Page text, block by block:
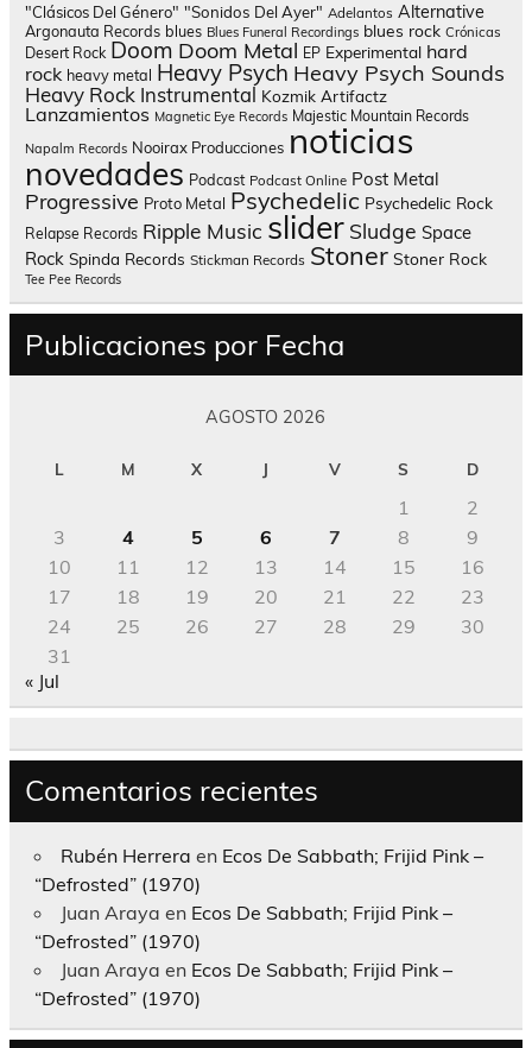
"Clásicos Del Género" "Sonidos Del Ayer" Adelantos Alternative
Argonauta Records blues Blues Funeral Recordings blues rock Crónicas
Desert Rock Doom Doom Metal EP Experimental hard
rock heavy metal Heavy Psych Heavy Psych Sounds
Heavy Rock Instrumental Kozmik Artifactz
Lanzamientos Magnetic Eye Records Majestic Mountain Records
Napalm Records Nooirax Producciones noticias
novedades Podcast Podcast Online Post Metal
Progressive Proto Metal Psychedelic Psychedelic Rock
Relapse Records Ripple Music slider Sludge Space
Rock Spinda Records Stickman Records Stoner Stoner Rock
Tee Pee Records
Publicaciones por Fecha
AGOSTO 2026
L M X J V S D
1
2
3
4 5 6 7 8
9
10
11 12 13 14 15
16
17
18 19 20 21 22
23
24
25 26 27 28 29
30
31
« Jul
Comentarios recientes
Rubén Herrera en Ecos De Sabbath; Frijid Pink –
“Defrosted” (1970)
Juan Araya en Ecos De Sabbath; Frijid Pink –
“Defrosted” (1970)
Juan Araya en Ecos De Sabbath; Frijid Pink –
“Defrosted” (1970)